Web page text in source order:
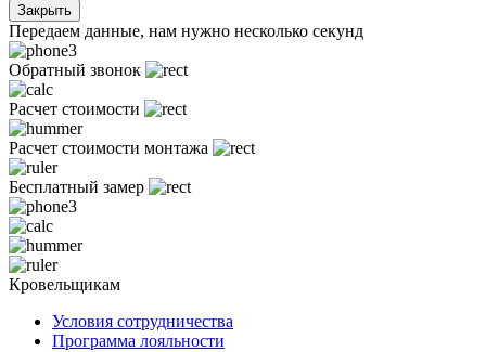
Закрыть
Передаем данные, нам нужно несколько секунд
Обратный звонок
Расчет стоимости
Расчет стоимости монтажа
Бесплатный замер
Кровельщикам
Условия сотрудничества
Программа лояльности